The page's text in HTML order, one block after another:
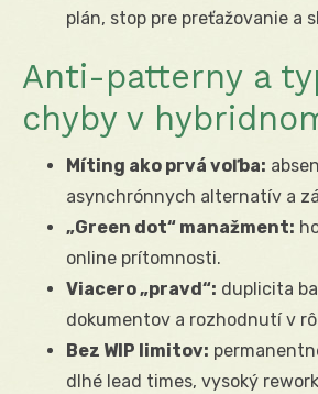
plán, stop pre preťažovanie a
Anti-patterny a
chyby v
Míting ako prvá voľba:
asynchrónnych alternatív a
„Green dot“ manažment:
online prítomnosti.
Viacero „pravd“: duplicita
dokumentov a rozhodnutí v
Bez WIP limitov:
dlhé lead times, vysoký